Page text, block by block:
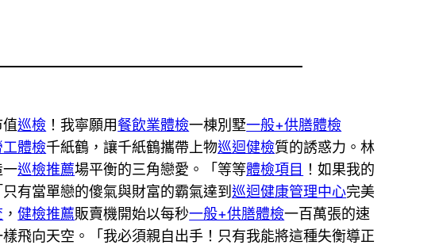
值巡檢 ！我寧願用餐飲業體檢一棟別墅一般+供膳體檢
體檢千紙鶴，讓千紙鶴攜帶上物巡迴健檢質的誘惑力。林
一巡檢推薦場平衡的三角戀愛。「等等體檢項目 ！如果我的
有當單戀的傻氣與財富的霸氣達到巡迴健康管理中心完美
，健檢推薦販賣機開始以每秒一般+供膳體檢一百萬張的速
樣飛向天空。「我必須親自出手！只有我能將這種失衡導正